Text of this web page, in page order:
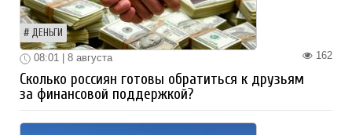
ДЕНЬГИ
162
08:01 | 8 августа
Сколько россиян готовы обратиться к друзьям
за финансовой поддержкой?